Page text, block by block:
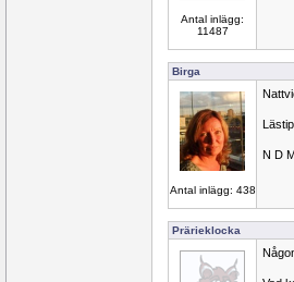
Antal inlägg:
11487
Birga
Antal inlägg: 438
N D
Prärieklocka